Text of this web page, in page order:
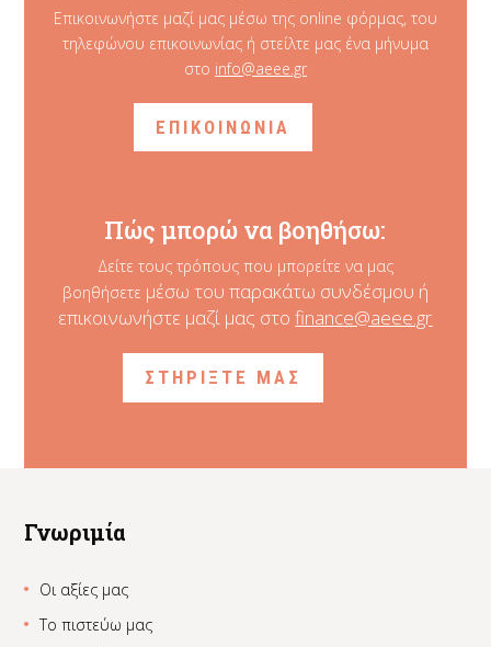
Επικοινωνήστε μαζί μας μέσω της online φόρμας, του
τηλεφώνου επικοινωνίας ή στείλτε μας ένα μήνυμα
στο info@aeee.gr
ΕΠΙΚΟΙΝΩΝΙΑ
Πώς μπορώ να βοηθήσω:
Δείτε τους τρόπους που μπορείτε να μας
βοηθήσετε μέσω του παρακάτω συνδέσμου ή
επικοινωνήστε μαζί μας στοfinance@aeee.gr
ΣΤΗΡΙΞΤΕ ΜΑΣ
Γνωριμία
Οι αξίες μας
Το πιστεύω μας